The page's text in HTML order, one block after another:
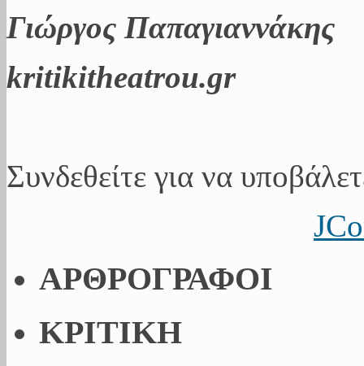
Γιώργος Παπαγιαννάκης
kritikitheatrou.gr
Συνδεθείτε για να
ΑΡΘΡΟΓΡΑΦΟΙ
ΚΡΙΤΙΚΗ